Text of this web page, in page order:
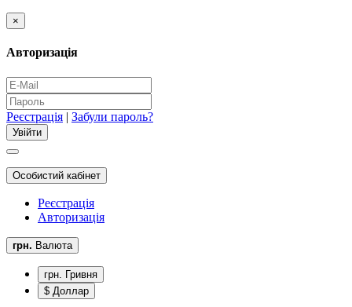
×
Авторизація
Реєстрація | Забули пароль?
Особистий кабінет
Реєстрація
Авторизація
грн. Валюта
грн. Гривня
$ Доллар